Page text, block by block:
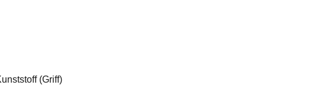
(Griff)